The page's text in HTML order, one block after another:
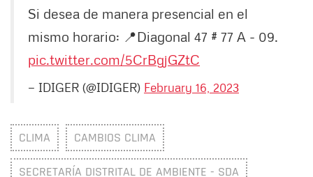
Si desea de manera presencial en el
mismo horario: 📍Diagonal 47 # 77 A - 09.
pic.twitter.com/5CrBgjGZtC
— IDIGER (@IDIGER) February 16, 2023
CLIMA CAMBIOS CLIMA
SECRETARÍA DISTRITAL DE AMBIENTE - SDA